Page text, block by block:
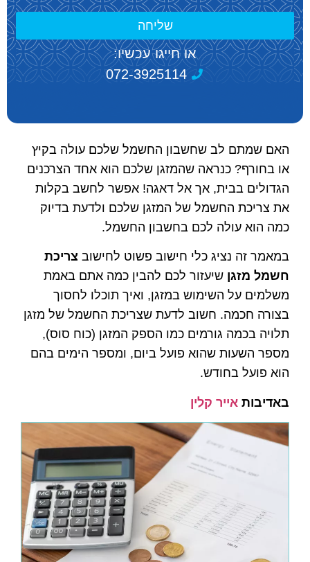
שליחה
או חייגו עכשיו:
072-3925114
האם שמתם לב שחשבון החשמל שלכם עולה בקיץ
או בחורף? כנראה שהמזגן שלכם הוא אחד הצרכנים
הגדולים בבית, אך אל דאגה! אפשר לחשב בקלות
את צריכת החשמל של המזגן שלכם ולדעת בדיוק
כמה הוא עולה לכם בחשבון החשמל.
במאמר זה נציג כלי חישוב פשוט לחישוב צריכת
חשמל מזגן שיעזור לכם להבין כמה אתם באמת
משלמים על השימוש במזגן, ואיך תוכלו לחסוך
בצורה חכמה. חשוב לדעת שצריכת החשמל של מזגן
תלויה בכמה גורמים כמו הספק המזגן (כוח סוס),
מספר השעות שהוא פועל ביום, ומספר הימים בהם
הוא פועל בחודש.
באדיבות אייר קלין